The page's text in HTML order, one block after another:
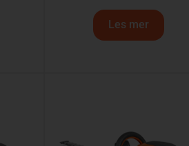
Les mer